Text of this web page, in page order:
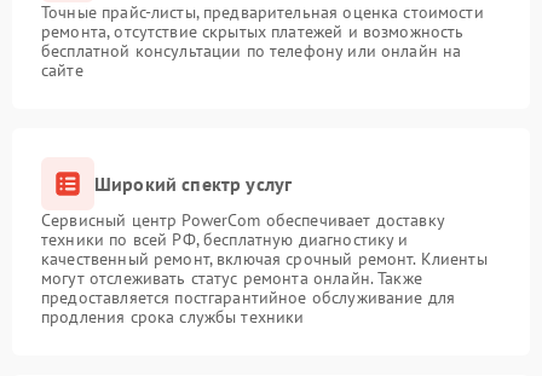
Точные прайс-листы, предварительная оценка стоимости
ремонта, отсутствие скрытых платежей и возможность
бесплатной консультации по телефону или онлайн на
сайте
Широкий спектр услуг
Сервисный центр PowerCom обеспечивает доставку
техники по всей РФ, бесплатную диагностику и
качественный ремонт, включая срочный ремонт. Клиенты
могут отслеживать статус ремонта онлайн. Также
предоставляется постгарантийное обслуживание для
продления срока службы техники